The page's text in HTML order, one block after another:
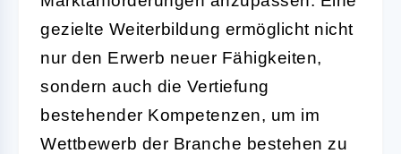
gezielte Weiterbildung ermöglicht nicht
nur den Erwerb neuer Fähigkeiten,
sondern auch die Vertiefung
bestehender Kompetenzen, um im
Wettbewerb der Branche bestehen zu